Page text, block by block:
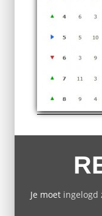
Je moet ingelogd